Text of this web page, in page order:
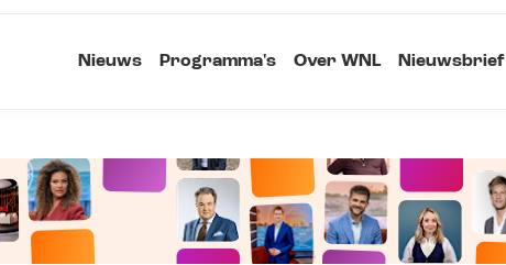
Nieuws Programma's Over WNL Nieuwsbrief